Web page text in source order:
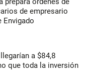
de empresario
Envigado
a $84,8
que toda la inversión